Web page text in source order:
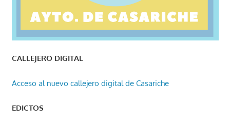
CALLEJERO DIGITAL
Acceso al nuevo callejero digital de Casariche
EDICTOS